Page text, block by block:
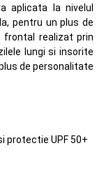
aplicata la nivelul
pentru un plus de
realizat prin
lungi si insorite
de personalitate
protectie UPF 50+